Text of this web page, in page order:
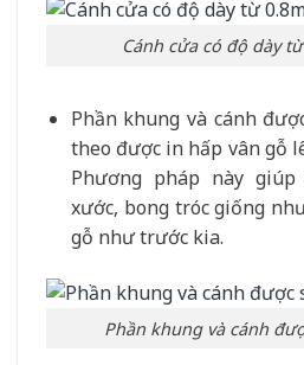
Cánh cửa có độ dày
Phần khung và cánh
theo được in hấp vân gỗ
Phương pháp này
xước, bong tróc giống
gỗ như trước kia.
Phần khung và cánh